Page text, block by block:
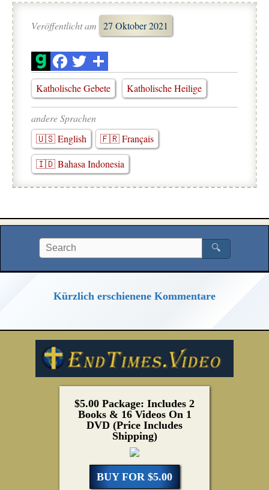
Veröffentlicht am 27 Oktober 2021
Katholische Gebete Katholische Heilige
andere Sprachen
🇺🇸 English
🇫🇷 Français
🇮🇩 Bahasa Indonesia
🔍
Kürzlich erschienene Kommentare
$5.00 Package: Includes 2
Books & 16 Videos On 1
DVD (Price Includes
Shipping)
BUY FOR $5.00